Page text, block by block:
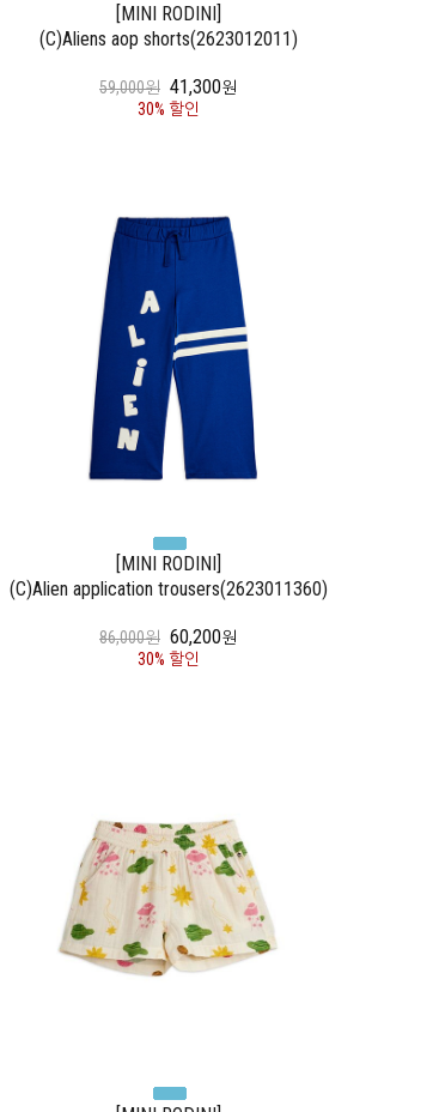
[MINI RODINI]
(C)Aliens aop shorts(2623012011)
59,000원 41,300원
30% 할인
[MINI RODINI]
(C)Alien application trousers(2623011360)
86,000원 60,200원
30% 할인